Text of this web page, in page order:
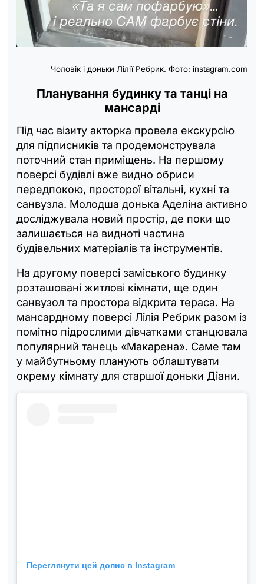
Чоловік і доньки Лілії Ребрик. Фото: instagram.com
Планування будинку та танці на
мансарді
Під час візиту акторка провела екскурсію
для підписників та продемонструвала
поточний стан приміщень. На першому
поверсі будівлі вже видно обриси
передпокою, просторої вітальні, кухні та
санвузла. Молодша донька Аделіна активно
досліджувала новий простір, де поки що
залишається на видноті частина
будівельних матеріалів та інструментів.
На другому поверсі заміського будинку
розташовані житлові кімнати, ще один
санвузол та простора відкрита тераса. На
мансардному поверсі Лілія Ребрик разом із
помітно підрослими дівчатками станцювала
популярний танець «Макарена». Саме там
у майбутньому планують облаштувати
окрему кімнату для старшої доньки Діани.
Переглянути цей допис в Instagram